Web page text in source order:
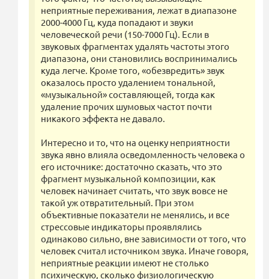
неприятные переживания, лежат в диапазоне
2000-4000 Гц, куда попадают и звуки
человеческой речи (150-7000 Гц). Если в
звуковых фрагментах удалять частоты этого
диапазона, они становились воспринимались
куда легче. Кроме того, «обезвредить» звук
оказалось просто удалением тональной,
«музыкальной» составляющей, тогда как
удаление прочих шумовых частот почти
никакого эффекта не давало.
Интересно и то, что на оценку неприятности
звука явно влияла осведомленность человека о
его источнике: достаточно сказать, что это
фрагмент музыкальной композиции, как
человек начинает считать, что звук вовсе не
такой уж отвратительный. При этом
объективные показатели не менялись, и все
стрессовые индикаторы проявлялись
одинаково сильно, вне зависимости от того, что
человек считал источником звука. Иначе говоря,
неприятные реакции имеют не столько
психическую, сколько физиологическую